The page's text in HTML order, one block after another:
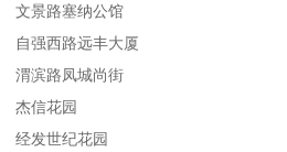
文景路塞纳公馆
自强西路远丰大厦
渭滨路凤城尚街
杰信花园
经发世纪花园